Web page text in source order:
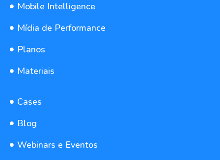
Mobile Intelligence
Mídia de Performance
Planos
Materiais
Cases
Blog
Webinars e Eventos